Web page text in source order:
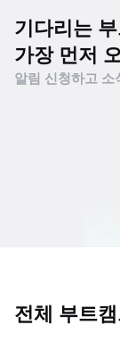
기다리는
가장 먼저
알림 신청하고 소
전체 부트